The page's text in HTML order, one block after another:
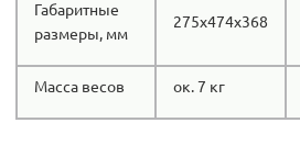
Габаритные
размеры, мм
275х474х368
Масса весов ок. 7 кг